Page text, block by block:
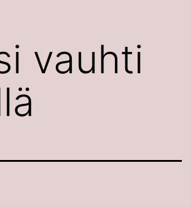
vauhti